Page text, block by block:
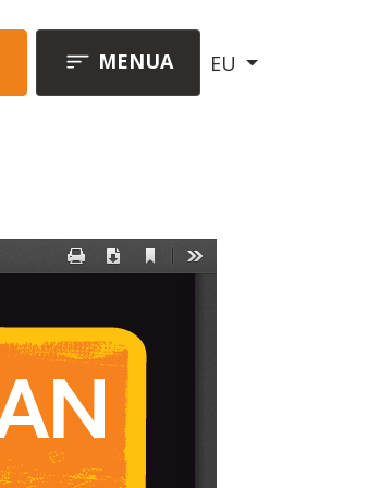
EU
MENUA